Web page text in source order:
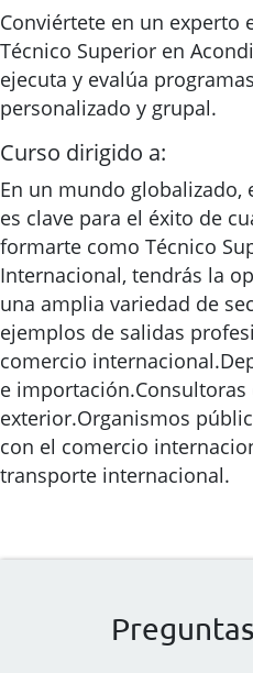
Conviértete en un experto
Técnico Superior en
ejecuta y evalúa
personalizado y grupal.
Curso dirigido a:
En un mundo
es clave para el éxito de
formarte como Técnico
Internacional, tendrás la
una amplia variedad de
ejemplos de salidas
comercio
e importación.Consultoras
exterior.Organismos
con el comercio
transporte internacional.